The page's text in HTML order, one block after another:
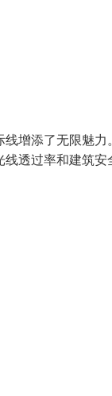
增添了无限魅
透过率和建筑